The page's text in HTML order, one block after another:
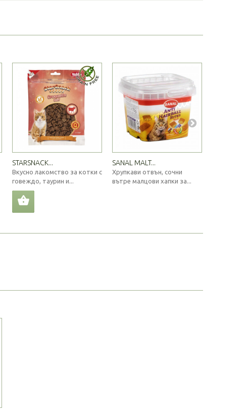
STARSNACK...
Вкусно лакомство за котки с
говеждо, таурин и...
SANAL MALT...
Хрупкави отвън, сочни
вътре малцови хапки за...